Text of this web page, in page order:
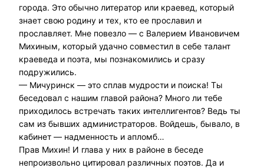
города. Это обычно литератор или краевед, который
знает свою родину и тех, кто ее прославил и
прославляет. Мне повезло — с Валерием Ивановичем
Михиным, который удачно совместил в себе талант
краеведа и поэта, мы познакомились и сразу
подружились.
— Мичуринск — это сплав мудрости и поиска! Ты
беседовал с нашим главой района? Много ли тебе
приходилось встречать таких интеллигентов? Ведь ты
сам из бывших администраторов. Войдешь, бывало, в
кабинет — надменность и апломб…
Прав Михин! И глава у них в районе в беседе
непроизвольно цитировал различных поэтов. Да и